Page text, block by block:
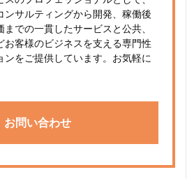
ンサルティングから開発、稼働後
での一貫したサービスと公共、
お客様のビジネスを支える専門性
ンをご提供しています。お気軽に
お問い合わせ